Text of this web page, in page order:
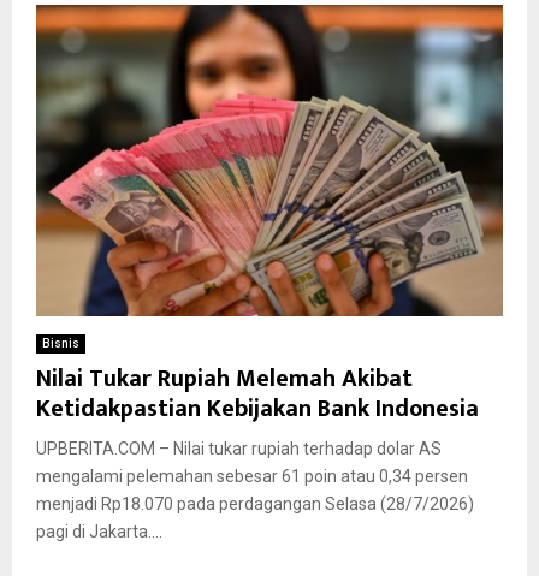
Bisnis
Nilai Tukar Rupiah Melemah Akibat
Ketidakpastian Kebijakan Bank Indonesia
UPBERITA.COM – Nilai tukar rupiah terhadap dolar AS
mengalami pelemahan sebesar 61 poin atau 0,34 persen
menjadi Rp18.070 pada perdagangan Selasa (28/7/2026)
pagi di Jakarta....